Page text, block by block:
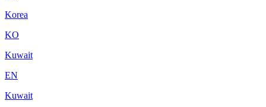
Korea
KO
Kuwait
EN
Kuwait